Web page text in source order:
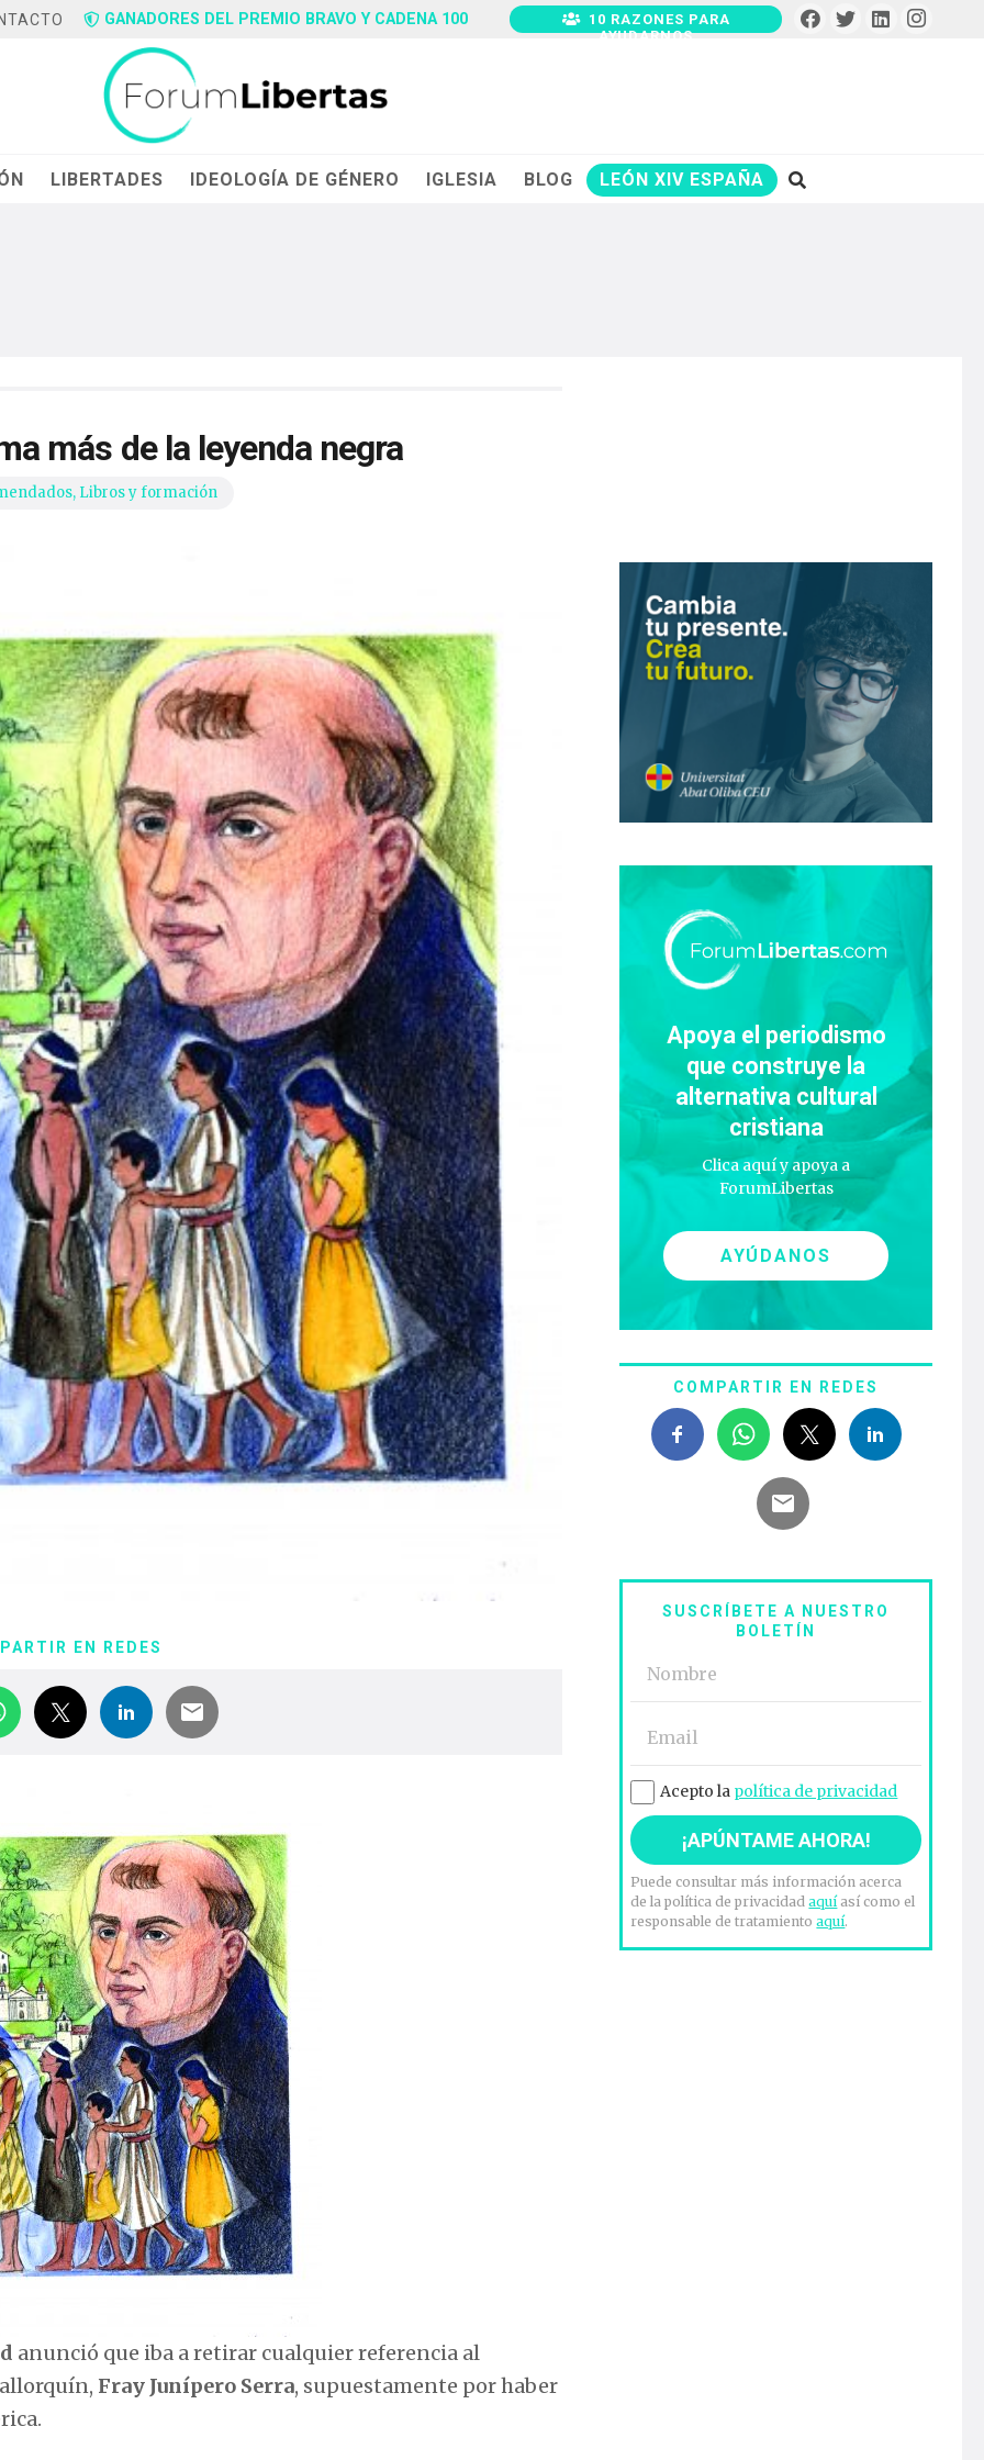
GANADORES DEL PREMIO BRAVO Y CADENA 100
10 RAZONES PARA
AYUDARNOS
LIBERTADES IDEOLOGÍA DE GÉNERO IGLESIA BLOG LEÓN XIV ESPAÑA
más de la leyenda negra
, Libros y formación
EN REDES
anunció que iba a retirar cualquier referencia al
Fray Junípero Serra, supuestamente por haber
Apoya el periodismo
que construye la
alternativa cultural
cristiana
Clica aquí y apoya a
ForumLibertas
AYÚDANOS
COMPARTIR EN REDES
SUSCRÍBETE A NUESTRO
BOLETÍN
Acepto la política de privacidad
Puede consultar más información acerca
de la política de privacidadaquíasí como el
responsable de tratamientoaquí.